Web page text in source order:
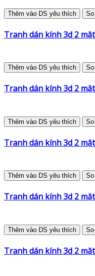
Thêm vào DS yêu thích
Tranh dán kính 3d 2
Thêm vào DS yêu thích
Tranh dán kính 3d 2
Thêm vào DS yêu thích
Tranh dán kính 3d 2
Thêm vào DS yêu thích
Tranh dán kính 3d 2
Thêm vào DS yêu thích
Tranh dán kính 3d 2